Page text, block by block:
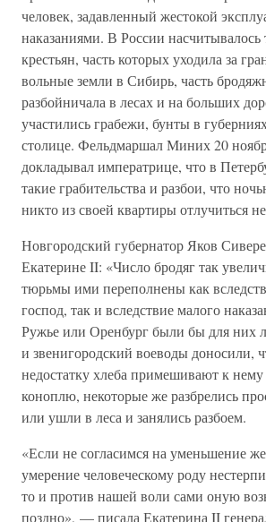
человек, задавленный жестокой
наказаниями. В России насчитывалось
крестьян, часть которых уходила за
вольные земли в Сибирь, часть
разбойничала в лесах и на больших
участились грабежи, бунты в
столице. Фельдмаршал Миних 20
докладывал императрице, что в
такие грабительства и разбои, что
никто из своей квартиры отлучиться
Новгородский губернатор Яков
Екатерине II: «Число бродяг так
тюрьмы ими переполнены как
господ, так и вследствие малого
Ружье или Оренбург были бы для них
и звенигородский воеводы доносили,
недостатку хлеба примешивают к
коноплю, некоторые же разбрелись
или ушли в леса и занялись разбоем.
«Если не согласимся на уменьшение
умерение человеческому роду
то и против нашей воли сами оную
поздно», — писала Екатерина II